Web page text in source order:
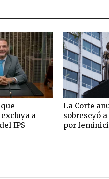
a
IPS
La Corte
sobreseyó
por